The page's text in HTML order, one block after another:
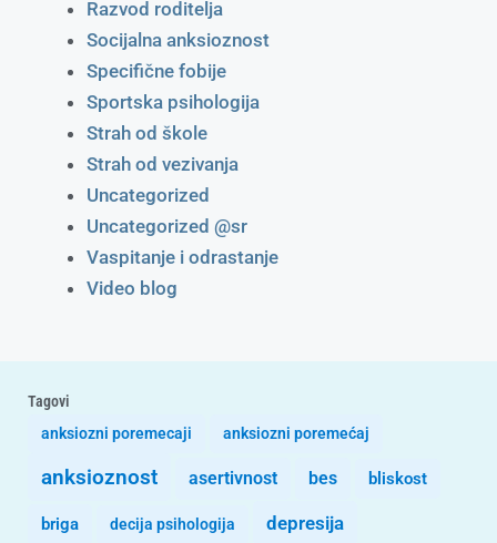
Razvod roditelja
Socijalna anksioznost
Specifične fobije
Sportska psihologija
Strah od škole
Strah od vezivanja
Uncategorized
Uncategorized @sr
Vaspitanje i odrastanje
Video blog
Tagovi
anksiozni poremecaji
anksiozni poremećaj
anksioznost asertivnost bes bliskost
briga decija psihologija depresija